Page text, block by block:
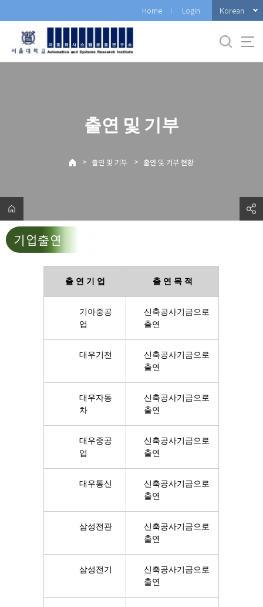
로
메
Home Login Korean
출연 및 기부
> 출연 및 기부 > 출연 및 기부 현황
출 연 기 업 출 연 목 적
기아중공
업
신축공사기금으로
출연
대우기전
신축공사기금으로
출연
대우자동
차
신축공사기금으로
출연
대우중공
업
신축공사기금으로
출연
대우통신
신축공사기금으로
출연
삼성전관
신축공사기금으로
출연
삼성전기
신축공사기금으로
출연